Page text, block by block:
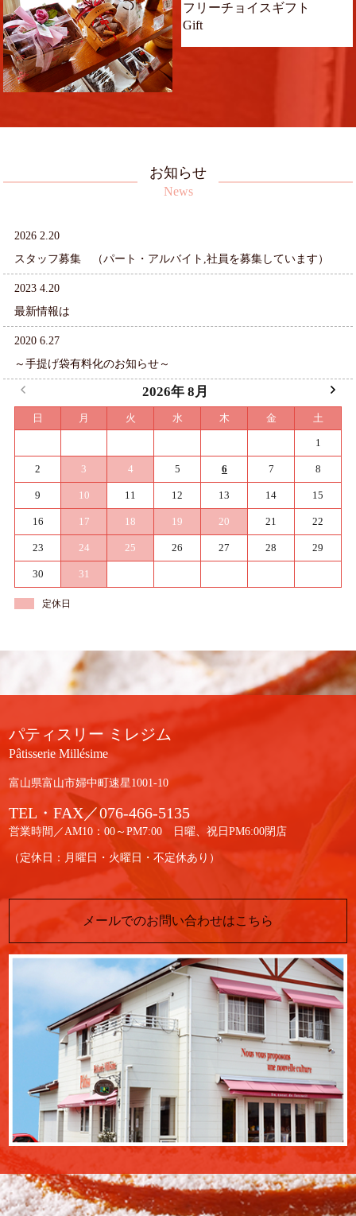
フリーチョイスギフト
Gift
お知らせ
News
2026 2.20
スタッフ募集 （パート・アルバイト,社員を募集しています）
2023 4.20
最新情報は
2020 6.27
～手提げ袋有料化のお知らせ～
2026年 8月
日 月 火 水 木 金 土
1
2 3 4 5 6 7 8
9 10 11 12 13 14 15
16 17 18 19 20 21 22
23 24 25 26 27 28 29
30 31
定休日
パティスリー ミレジム
Pâtisserie Millésime
富山県富山市婦中町速星1001-10
TEL・FAX／076-466-5135
営業時間／AM10：00～PM7:00 日曜、祝日PM6:00閉店
（定休日：月曜日・火曜日・不定休あり）
メールでのお問い合わせはこちら